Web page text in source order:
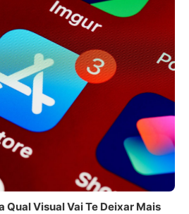
Qual Visual Vai Te Deixar Mais